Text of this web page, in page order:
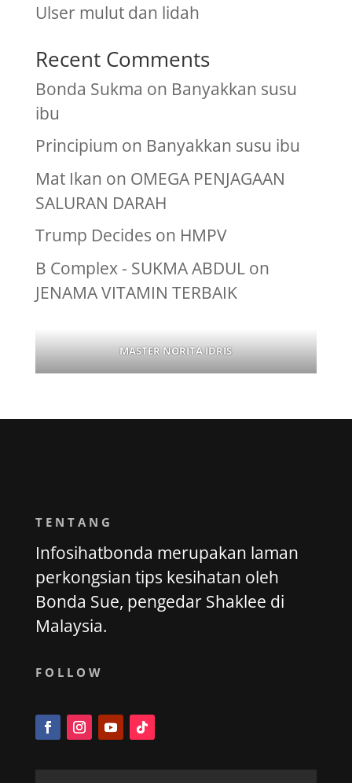
Ulser mulut dan lidah
Recent Comments
Bonda Sukma on Banyakkan susu
ibu
Principium on Banyakkan susu ibu
Mat Ikan on OMEGA PENJAGAAN
SALURAN DARAH
Trump Decides on HMPV
B Complex - SUKMA ABDULon
JENAMA VITAMIN TERBAIK
MASTER NORITA IDRIS
TENTANG
Infosihatbonda merupakan laman
perkongsian tips kesihatan oleh
Bonda Sue, pengedar Shaklee di
Malaysia.
FOLLOW